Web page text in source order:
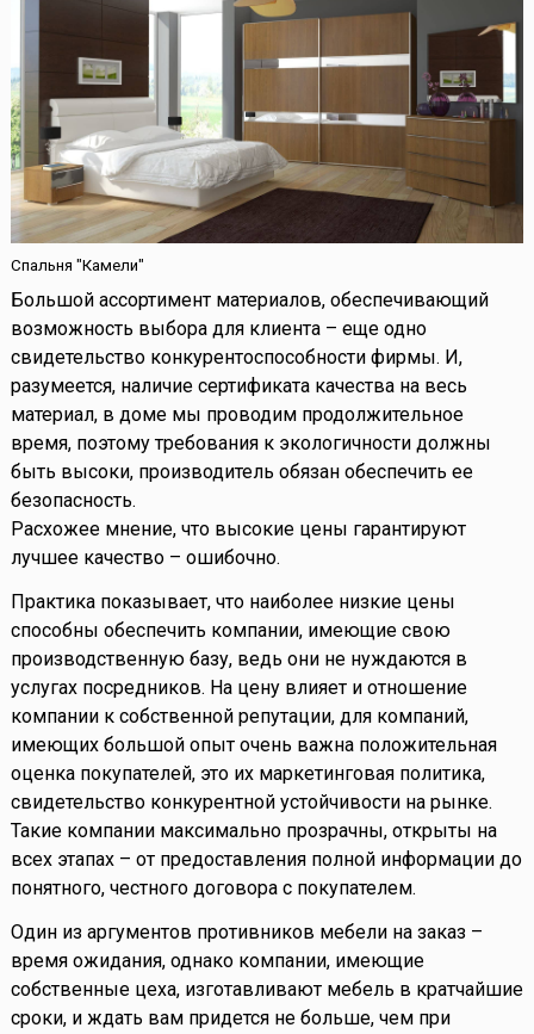
Спальня "Камели"
Большой ассортимент материалов, обеспечивающий
возможность выбора для клиента – еще одно
свидетельство конкурентоспособности фирмы. И,
разумеется, наличие сертификата качества на весь
материал, в доме мы проводим продолжительное
время, поэтому требования к экологичности должны
быть высоки, производитель обязан обеспечить ее
безопасность.
Расхожее мнение, что высокие цены гарантируют
лучшее качество – ошибочно.
Практика показывает, что наиболее низкие цены
способны обеспечить компании, имеющие свою
производственную базу, ведь они не нуждаются в
услугах посредников. На цену влияет и отношение
компании к собственной репутации, для компаний,
имеющих большой опыт очень важна положительная
оценка покупателей, это их маркетинговая политика,
свидетельство конкурентной устойчивости на рынке.
Такие компании максимально прозрачны, открыты на
всех этапах – от предоставления полной информации до
понятного, честного договора с покупателем.
Один из аргументов противников мебели на заказ –
время ожидания, однако компании, имеющие
собственные цеха, изготавливают мебель в кратчайшие
сроки, и ждать вам придется не больше, чем при